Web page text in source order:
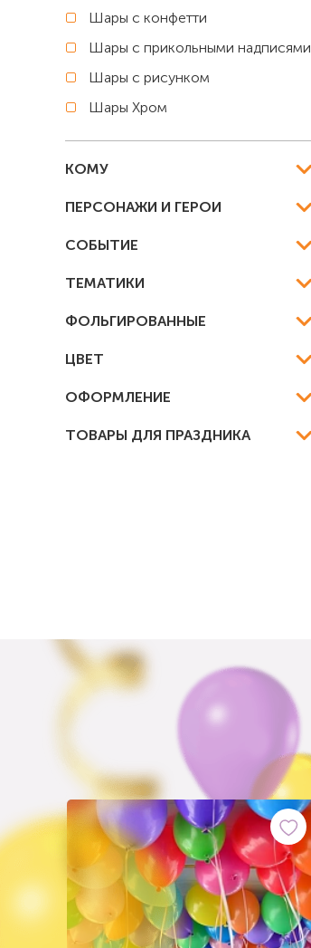
Шары с конфетти
Шары с прикольными надписями
Шары с рисунком
Шары Хром
КОМУ
ПЕРСОНАЖИ И ГЕРОИ
СОБЫТИЕ
ТЕМАТИКИ
ФОЛЬГИРОВАННЫЕ
ЦВЕТ
ОФОРМЛЕНИЕ
ТОВАРЫ ДЛЯ ПРАЗДНИКА